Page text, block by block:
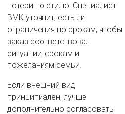
потери по стилю. Специалист
ВМК уточнит, есть ли
ограничения по срокам, чтобы
заказ соответствовал
ситуации, срокам и
пожеланиям семьи.
Если внешний вид
принципиален, лучше
дополнительно согласовать